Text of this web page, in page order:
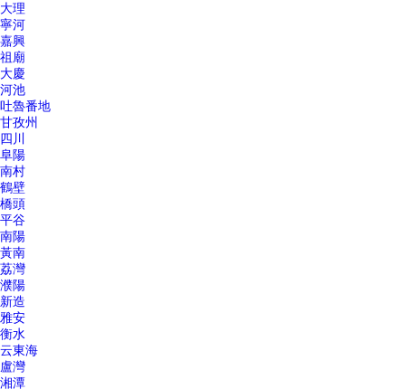
大理
寧河
嘉興
祖廟
大慶
河池
吐魯番地
甘孜州
四川
阜陽
南村
鶴壁
橋頭
平谷
南陽
黃南
荔灣
濮陽
新造
雅安
衡水
云東海
盧灣
湘潭